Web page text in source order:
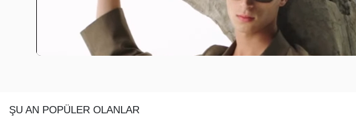
ŞU AN POPÜLER OLANLAR